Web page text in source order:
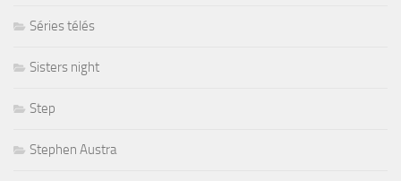
Séries télés
Sisters night
Step
Stephen Austra